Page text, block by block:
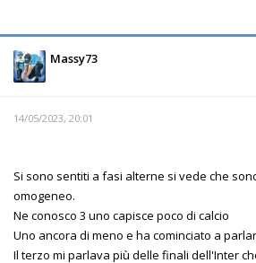
Massy73
14/05/2023, 20:01
Si sono sentiti a fasi alterne si vede che
omogeneo.
Ne conosco 3 uno capisce poco di calcio
Uno ancora di meno e ha cominciato a
Il terzo mi parlava più delle finali dell'Inter